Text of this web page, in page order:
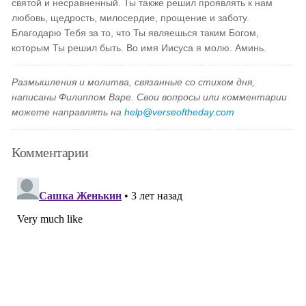
святой и несравненный. Ты также решил проявлять к нам
любовь, щедрость, милосердие, прощение и заботу.
Благодарю Тебя за то, что Ты являешься таким Богом,
которым Ты решил быть. Во имя Иисуса я молю. Аминь.
Размышления и молитва, связанные со стихом дня,
написаны Филиппом Варе. Свои вопросы или комментарии
можете направлять наhelp@verseoftheday.com
Комментарии